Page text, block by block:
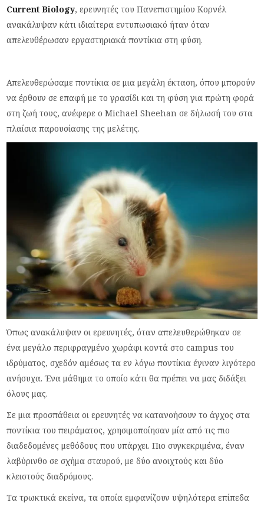
Current Biology, ερευνητές του Πανεπιστημίου Κορνέλ
ανακάλυψαν κάτι ιδιαίτερα εντυπωσιακό ήταν όταν
απελευθέρωσαν εργαστηριακά ποντίκια στη φύση.
Απελευθερώσαμε ποντίκια σε μια μεγάλη έκταση, όπου μπορούν
να έρθουν σε επαφή με το γρασίδι και τη φύση για πρώτη φορά
στη ζωή τους, ανέφερε ο Michael Sheehan σε δήλωσή του στα
πλαίσια παρουσίασης της μελέτης.
Όπως ανακάλυψαν οι ερευνητές, όταν απελευθερώθηκαν σε
ένα μεγάλο περιφραγμένο χωράφι κοντά στο campus του
ιδρύματος, σχεδόν αμέσως τα εν λόγω ποντίκια έγιναν λιγότερο
ανήσυχα. Ένα μάθημα το οποίο κάτι θα πρέπει να μας διδάξει
όλους μας.
Σε μια προσπάθεια οι ερευνητές να κατανοήσουν το άγχος στα
ποντίκια του πειράματος, χρησιμοποίησαν μία από τις πιο
διαδεδομένες μεθόδους που υπάρχει. Πιο συγκεκριμένα, έναν
λαβύρινθο σε σχήμα σταυρού, με δύο ανοιχτούς και δύο
κλειστούς διαδρόμους.
Τα τρωκτικά εκείνα, τα οποία εμφανίζουν υψηλότερα επίπεδα